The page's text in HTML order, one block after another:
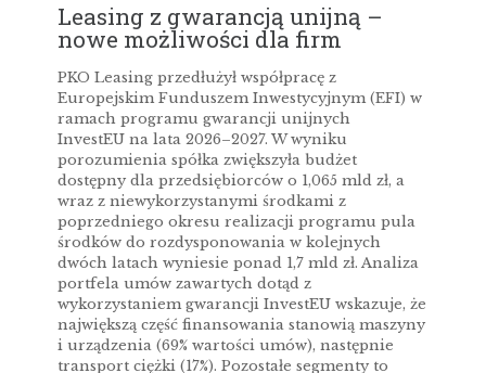
Leasing z gwarancją unijną –
nowe możliwości dla firm
PKO Leasing przedłużył współpracę z
Europejskim Funduszem Inwestycyjnym (EFI) w
ramach programu gwarancji unijnych
InvestEU na lata 2026–2027. W wyniku
porozumienia spółka zwiększyła budżet
dostępny dla przedsiębiorców o 1,065 mld zł, a
wraz z niewykorzystanymi środkami z
poprzedniego okresu realizacji programu pula
środków do rozdysponowania w kolejnych
dwóch latach wyniesie ponad 1,7 mld zł. Analiza
portfela umów zawartych dotąd z
wykorzystaniem gwarancji InvestEU wskazuje, że
największą część finansowania stanowią maszyny
i urządzenia (69% wartości umów), następnie
transport ciężki (17%). Pozostałe segmenty to